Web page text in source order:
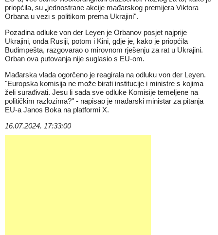
priopćila, su „jednostrane akcije mađarskog premijera Viktora
Orbana u vezi s politikom prema Ukrajini".
Pozadina odluke von der Leyen je Orbanov posjet najprije
Ukrajini, onda Rusiji, potom i Kini, gdje je, kako je priopćila
Budimpešta, razgovarao o mirovnom rješenju za rat u Ukrajini.
Orban ova putovanja nije suglasio s EU-om.
Mađarska vlada ogorčeno je reagirala na odluku von der Leyen.
"Europska komisija ne može birati institucije i ministre s kojima
želi surađivati. Jesu li sada sve odluke Komisije temeljene na
političkim razlozima?" - napisao je mađarski ministar za pitanja
EU-a Janos Boka na platformi X.
16.07.2024. 17:33:00